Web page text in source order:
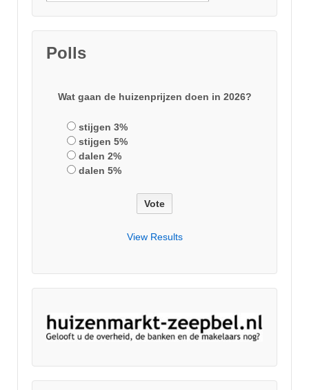
Polls
Wat gaan de huizenprijzen doen in 2026?
stijgen 3%
stijgen 5%
dalen 2%
dalen 5%
View Results